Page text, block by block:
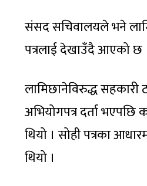
संसद सचिवालयले भने
पत्रलाई देखाउँदै आएको छ
लामिछानेविरुद्ध
अभियोगपत्र दर्ता
थियो । सोही पत्रका
थियो ।